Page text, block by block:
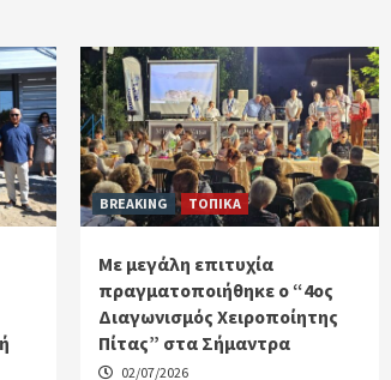
BREAKING ΤΟΠΙΚΑ
Με μεγάλη επιτυχία
πραγματοποιήθηκε ο “4ος
Διαγωνισμός Χειροποίητης
Πίτας” στα Σήμαντρα
02/07/2026